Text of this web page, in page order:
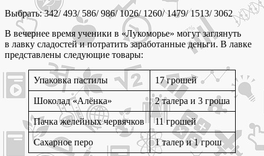
Выбрать: 342/ 493/ 586/ 986/ 1026/ 1260/ 1479/ 1513/ 3062
В вечернее время ученики в «Лукоморье» могут заглянуть
в лавку сладостей и потратить заработанные деньги. В лавке
представлены следующие товары:
Упаковка пастилы 17 грошей
Шоколад «Алёнка» 2 талера и 3 гроша
Пачка желейных червячков 11 грошей
Сахарное перо 1 талер и 1 грош